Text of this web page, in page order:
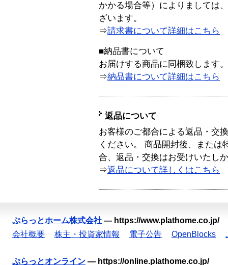
かかる場合等）によりましては
ざいます。
⇒請求書について詳細はこちら
■納品書について
お届けする商品に同梱致します。
⇒納品書について詳細はこちら
返品について
お客様のご都合による返品・交
ください。 商品開封後、または
合、返品・交換はお受けいたし
⇒返品について詳しくはこちら
ぷらっとホーム株式会社 — https://www.plathome.co.jp/
会社概要
株主・投資家情報 電子公告 OpenBlocks
ぷらっとオンライン — https://online.plathome.co.jp/